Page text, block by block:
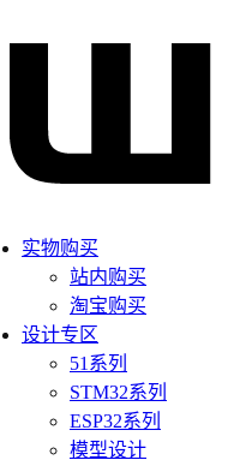
实物购买
站内购买
淘宝购买
设计专区
51系列
STM32系列
ESP32系列
模型设计